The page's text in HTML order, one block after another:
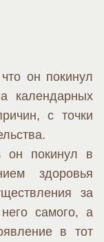
он покинул
календарных
с точки
он покинул в
здоровья
за
самого, а
в тот